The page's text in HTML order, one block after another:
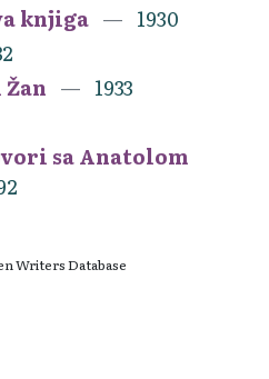
knjiga
1930
Žan
1933
sa Anatolom
Writers Database